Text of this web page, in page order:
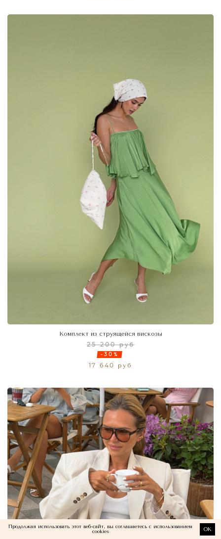
Комплект из струящейся вискозы
25 200 руб
-30%
17 640 руб
Продолжая использовать этот веб-сайт, вы соглашаетесь с использованием
cookies
OK